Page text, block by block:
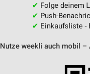
✔ Folge deinem
✔ Push-
✔ Einkaufsliste -
Nutze weekli auch mobil –